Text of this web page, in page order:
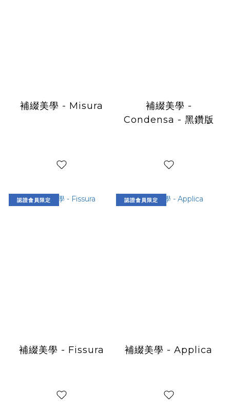
補綴美學 - Misura
補綴美學 -
Condensa - 黑鑽版
認證會員限定
補綴美學 - Fissura
認證會員限定
補綴美學 - Applica